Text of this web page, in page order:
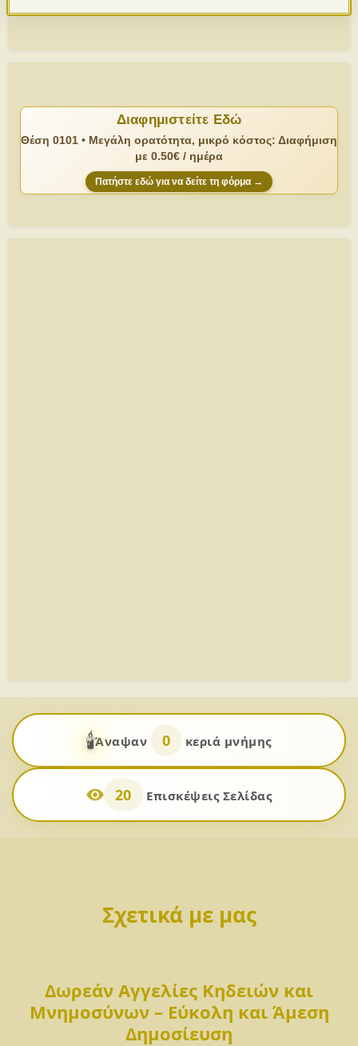
Διαφημιστείτε Εδώ
Θέση 0101 • Μεγάλη ορατότητα, μικρό κόστος: Διαφήμιση
με 0.50€ / ημέρα
Πατήστε εδώ για να δείτε τη φόρμα →
🕯️Άναψαν 0 κεριά μνήμης
20 Επισκέψεις Σελίδας
Σχετικά με μας
Δωρεάν Αγγελίες Κηδειών και
Μνημοσύνων – Εύκολη και Άμεση
Δημοσίευση